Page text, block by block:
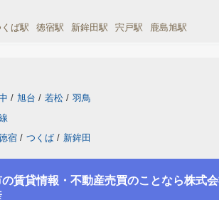
ば駅 徳宿駅 新鉾田駅 宍戸駅 鹿島旭駅
/ 旭台 / 若松 / 羽鳥
宿 / つくば / 新鉾田
賃貸情報・不動産売買のことなら株式